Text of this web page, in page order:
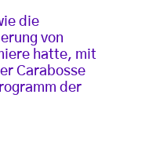
die
von
hatte, mit
Carabosse
der